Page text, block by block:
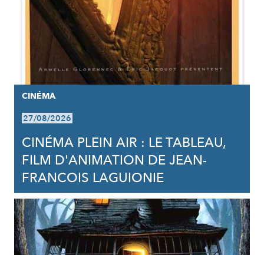
CINÉMA
27/08/2026
CINÉMA PLEIN AIR : LE TABLEAU,
FILM D'ANIMATION DE JEAN-
FRANCOIS LAGUIONIE